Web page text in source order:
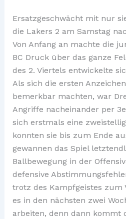
Ersatzgeschwächt mit nur
die Lakers 2 am Samstag
Von Anfang an machte die
BC Druck über das ganze
des 2. Viertels entwickelte
Als sich die ersten
bemerkbar machten, war
Angriffe nacheinander per
sich erstmals eine
konnten sie bis zum Ende
gewannen das Spiel
Ballbewegung in der
defensive
trotz des Kampfgeistes zum
es in den nächsten zwei
arbeiten, denn dann kommt